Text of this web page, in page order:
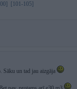
[101-105]
Sāku un tad jau aizgāja